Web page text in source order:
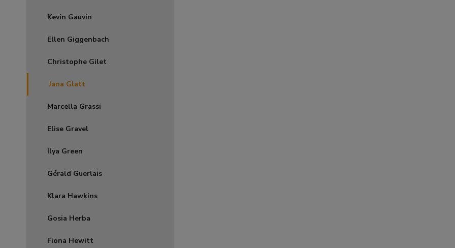
Kevin Gauvin
Ellen Giggenbach
Christophe Gilet
Jana Glatt
Marcella Grassi
Elise Gravel
Ilya Green
Gérald Guerlais
Klara Hawkins
Gosia Herba
Fiona Hewitt